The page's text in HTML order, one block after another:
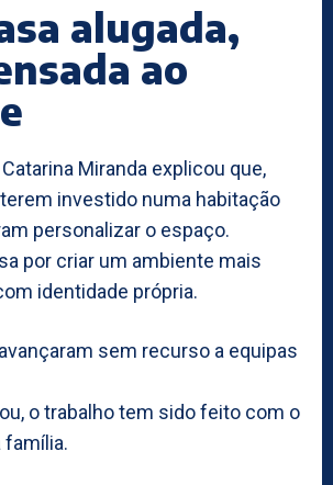
alugada,
ao
Miranda explicou que,
investido numa habitação
personalizar o espaço.
por criar um ambiente mais
identidade própria.
sem recurso a equipas
o trabalho tem sido feito com o
família.